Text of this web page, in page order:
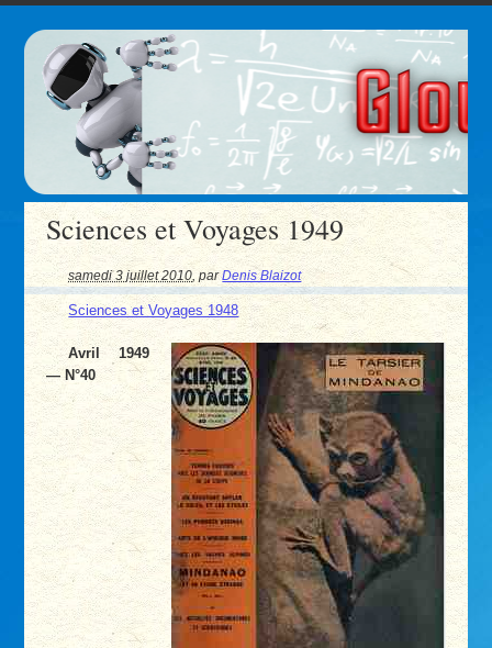
Sciences et Voyages 1949
samedi 3 juillet 2010 ,parDenis Blaizot
Sciences et Voyages 1948
Avril 1949
— N°40